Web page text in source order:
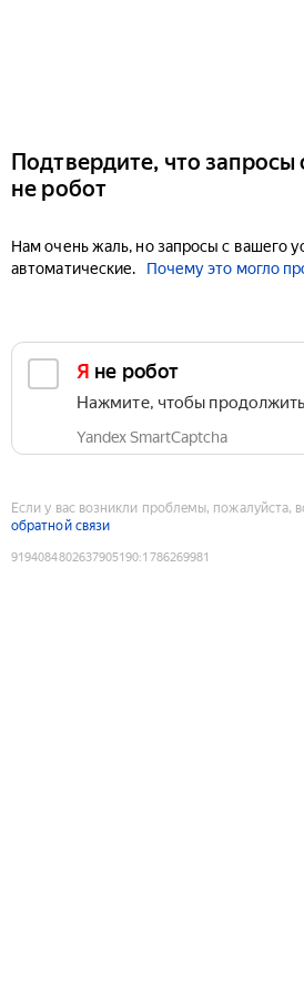
Подтвердите, что запросы
не робот
Нам очень жаль, но запросы с вашего
автоматические.
Почему это могло
Я не робот
Нажмите, чтобы продолжить
Yandex SmartCaptcha
Если у вас возникли проблемы, пожалуйста,
обратной связи
9194084802637905190:1786269981